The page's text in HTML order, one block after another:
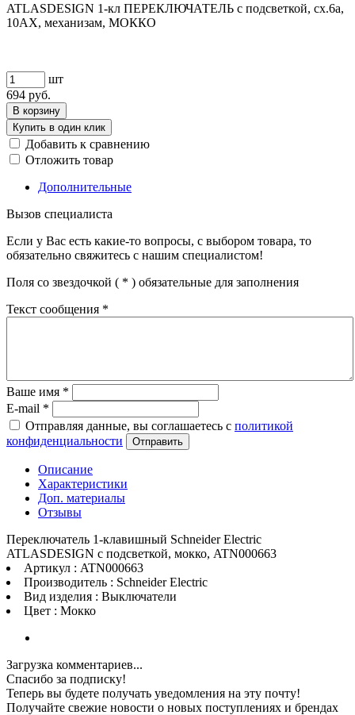
ATLASDESIGN 1-кл ПЕРЕКЛЮЧАТЕЛЬ с подсветкой, сх.6а,
10АХ, механизам, МОККО
шт
694 руб.
В корзину
Купить в один клик
Добавить к сравнению
Отложить товар
Дополнительные
Вызов специалиста
Если у Вас есть какие-то вопросы, с выбором товара, то
обязательно свяжитесь с нашим специалистом!
Поля со звездочкой ( * ) обязательные для заполнения
Текст сообщения *
Ваше имя *
E-mail *
Отправляя данные, вы соглашаетесь с политикой
конфиденциальности
Отправить
Описание
Характеристики
Доп. материалы
Отзывы
Переключатель 1-клавишный Schneider Electric
ATLASDESIGN с подсветкой, мокко, ATN000663
Артикул : ATN000663
Производитель : Schneider Electric
Вид изделия : Выключатели
Цвет : Мокко
Загрузка комментариев...
Спасибо за подписку!
Теперь вы будете получать уведомления на эту почту!
Получайте свежие новости о новых поступлениях и брендах